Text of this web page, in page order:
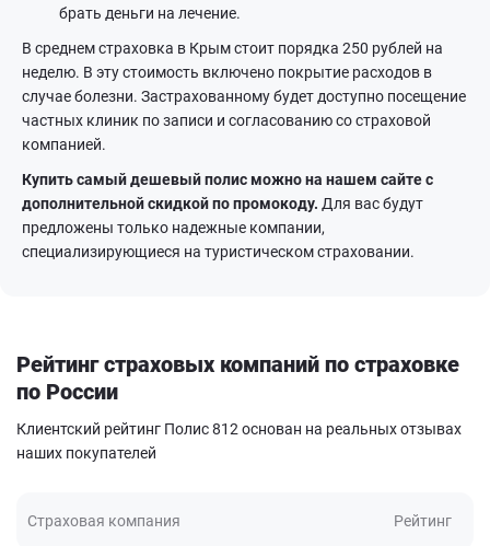
брать деньги на лечение.
В среднем страховка в Крым стоит порядка 250 рублей на
неделю. В эту стоимость включено покрытие расходов в
случае болезни. Застрахованному будет доступно посещение
частных клиник по записи и согласованию со страховой
компанией.
Купить самый дешевый полис можно на нашем сайте с
дополнительной скидкой по промокоду. Для вас будут
предложены только надежные компании,
специализирующиеся на туристическом страховании.
Рейтинг страховых компаний по страховке
по России
Клиентский рейтинг Полис 812 основан на реальных отзывах
наших покупателей
Страховая компания Рейтинг